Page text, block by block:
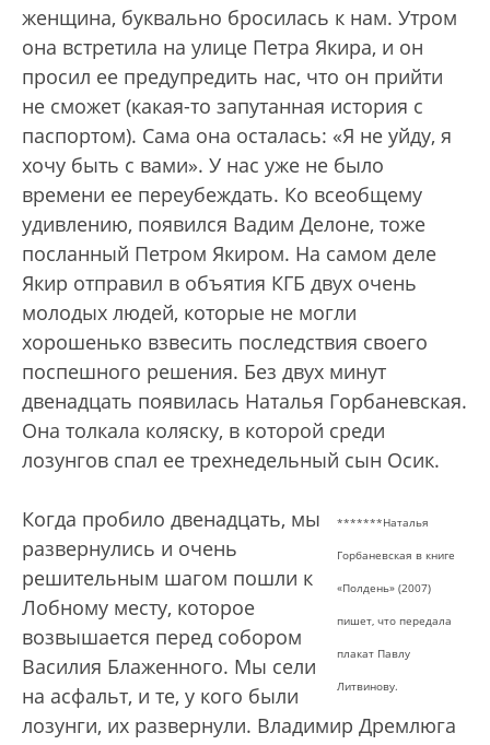
женщина, буквально бросилась к нам. Утром
она встретила на улице Петра Якира, и он
просил ее предупредить нас, что он прийти
не сможет (какая-то запутанная история с
паспортом). Сама она осталась: «Я не уйду, я
хочу быть с вами». У нас уже не было
времени ее переубеждать. Ко всеобщему
удивлению, появился Вадим Делоне, тоже
посланный Петром Якиром. На самом деле
Якир отправил в объятия КГБ двух очень
молодых людей, которые не могли
хорошенько взвесить последствия своего
поспешного решения. Без двух минут
двенадцать появилась Наталья Горбаневская.
Она толкала коляску, в которой среди
лозунгов спал ее трехнедельный сын Осик.
*******Наталья
Горбаневская в книге
«Полдень» (2007)
пишет, что передала
плакат Павлу
Литвинову.
Когда пробило двенадцать, мы
развернулись и очень
решительным шагом пошли к
Лобному месту, которое
возвышается перед собором
Василия Блаженного. Мы сели
на асфальт, и те, у кого были
лозунги, их развернули. Владимир Дремлюга